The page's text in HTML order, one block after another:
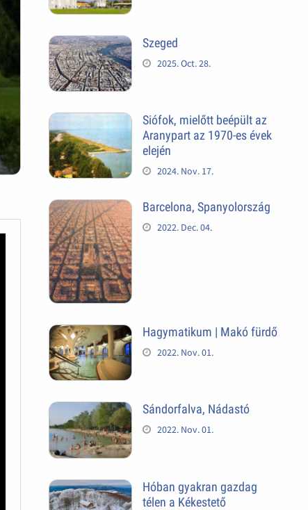
Szeged
2025. Oct. 28.
Siófok, mielőtt beépült az
Aranypart az 1970-es évek
elején
2024. Nov. 17.
Barcelona, Spanyolország
2022. Dec. 04.
Hagymatikum | Makó fürdő
2022. Nov. 01.
Sándorfalva, Nádastó
2022. Nov. 01.
Hóban gyakran gazdag
télen a Kékestető